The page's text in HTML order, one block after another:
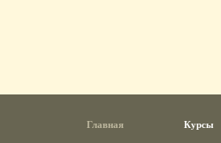
Главная Курсы